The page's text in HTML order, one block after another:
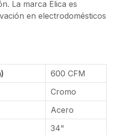
La marca Elica es
en electrodomésticos
600 CFM
Cromo
Acero
34"